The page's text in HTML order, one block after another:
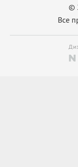
©
Все